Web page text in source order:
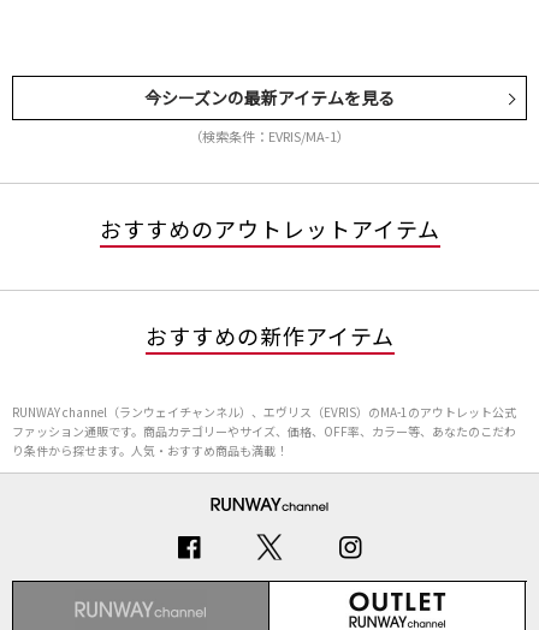
今シーズンの最新アイテムを見る
（検索条件：EVRIS/MA-1）
おすすめのアウトレットアイテム
おすすめの新作アイテム
RUNWAY channel（ランウェイチャンネル）、エヴリス（EVRIS）のMA-1のアウトレット公式
ファッション通販です。商品カテゴリーやサイズ、価格、OFF率、カラー等、あなたのこだわ
り条件から探せます。人気・おすすめ商品も満載！